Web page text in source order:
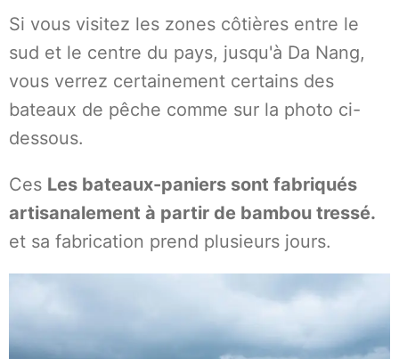
Si vous visitez les zones côtières entre le
sud et le centre du pays, jusqu'à Da Nang,
vous verrez certainement certains des
bateaux de pêche comme sur la photo ci-
dessous.
Ces Les bateaux-paniers sont fabriqués
artisanalement à partir de bambou tressé.
et sa fabrication prend plusieurs jours.